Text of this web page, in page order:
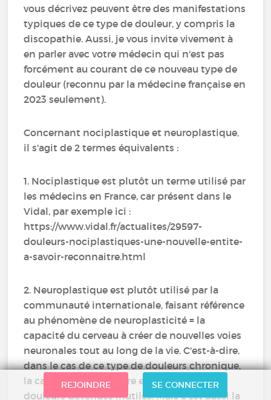
vous décrivez peuvent être des manifestations
typiques de ce type de douleur, y compris la
discopathie. Aussi, je vous invite vivement à
en parler avec votre médecin qui n'est pas
forcément au courant de ce nouveau type de
douleur (reconnu par la médecine française en
2023 seulement).
Concernant nociplastique et neuroplastique,
il s'agit de 2 termes équivalents :
1. Nociplastique est plutôt un terme utilisé par
les médecins en France, car présent dans le
Vidal, par exemple ici :
https://www.vidal.fr/actualites/29597-
douleurs-nociplastiques-une-nouvelle-entite-
a-savoir-reconnaitre.html
2. Neuroplastique est plutôt utilisé par la
communauté internationale, faisant référence
au phénomène de neuroplasticité = la
capacité du cerveau à créer de nouvelles voies
neuronales tout au long de la vie. C'est-à-dire,
dans le cas de ce type de douleurs chronique,
la capacité à apprendre et entretenir des
douleurs devenues inutiles. Mais c'est aussi la
REJOINDRE SE CONNECTER